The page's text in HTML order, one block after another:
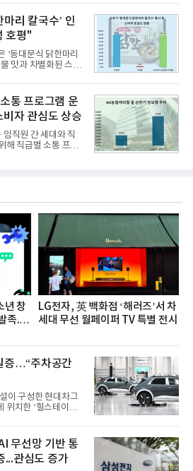
완전변경 모델로, ▲정
파격적인 디자인 ▲
차체 제원 ▲글로벌
을 동시에 높인 주
사양 적용 등을 통해
준을 세웠다.아반떼
두 가지 파워트레인
리 칼국수’ 인
호평"
‘동대문식 닭한마리
맛과 차별화된 스토
’는 예상을 뛰어넘는
13일 첫 선을 보인 지
를 돌파하는 성과를
이 전국의 닭한마리
의 육수 비율을 완성
은 닭육수에 마늘의
잘 배어들면서도 쫄
통 프로그램 운
자 관심도 상승
직원 간 세대와 직
해 직급별 소통 프로
이(e)＊가 공동 주관
NH농협캐피탈 MZ
참여조직으로, 조
을 위한 다양한 활동
운 영향력을 조직전
년 창
족...
LG전자, 英 백화점 ‘해러즈’서 차
세대 무선 월페이퍼 TV 특별 전시
증…“주차공간
이 구성한 현대차그
위치한 ‘힐스테이트
증사업은 스마트도
실증사업으로, 국토
진행된다. 현대차그
등에서 발생하는 주
무선망 기반 통
...관심도 증가